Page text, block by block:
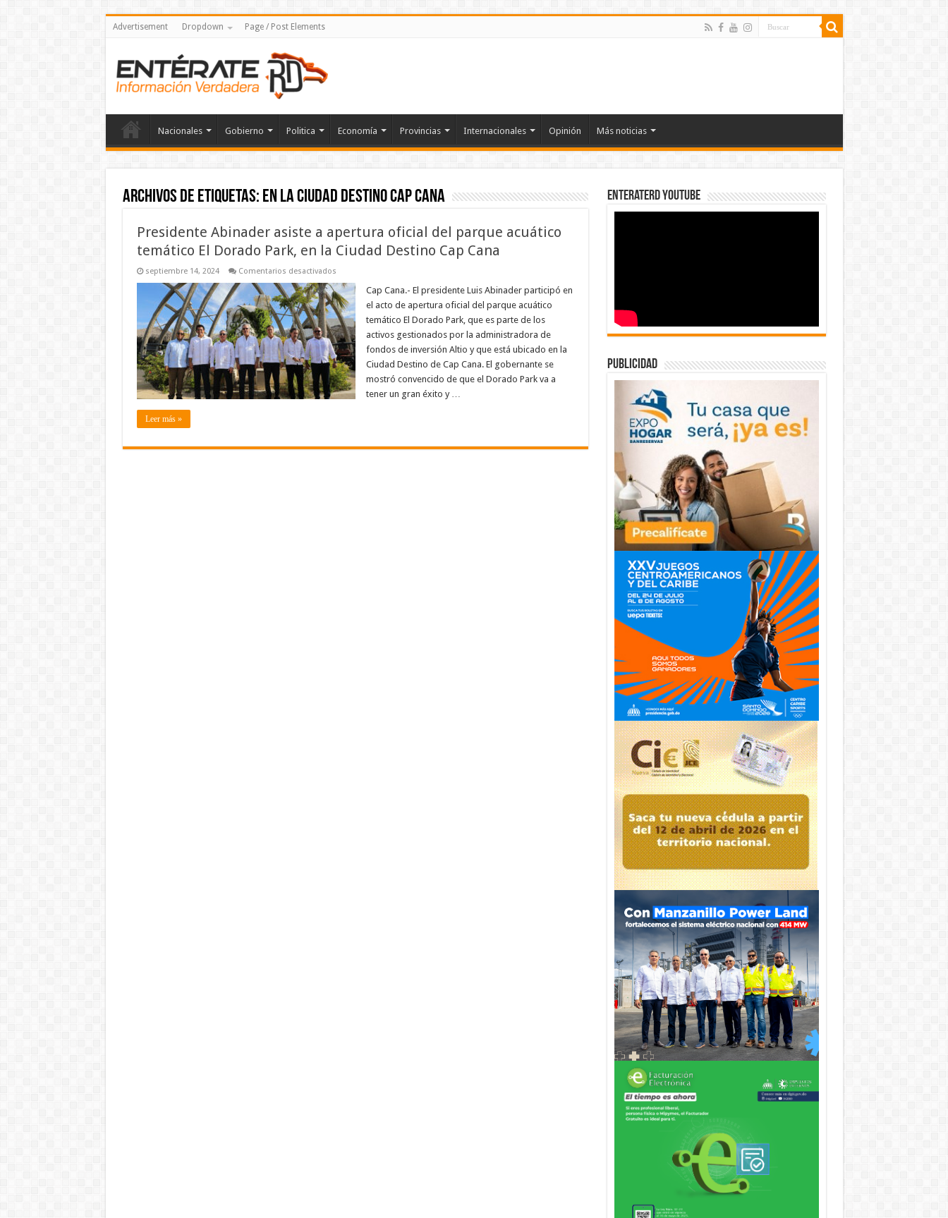
Advertisement Dropdown Page / Post Elements
Nacionales Gobierno Politica Economía Provincias Internacionales Opinión Más noticias
Archivos de etiquetas: en la Ciudad Destino Cap Cana
Presidente Abinader asiste a apertura oficial del parque acuático
temático El Dorado Park, en la Ciudad Destino Cap Cana
septiembre 14, 2024 Comentarios desactivadosen
Abinader
asiste
a
apertura
oficial
del
parque
acuático
temático
El
Dorado
Park,
en
Cana
Cap Cana.- El presidente Luis Abinader participó en
el acto de apertura oficial del parque acuático
temático El Dorado Park, que es parte de los
activos gestionados por la administradora de
fondos de inversión Altio y que está ubicado en la
Ciudad Destino de Cap Cana. El gobernante se
mostró convencido de que el Dorado Park va a
tener un gran éxito y …
Leer más »
EnterateRD YOUTUBE
publicidad